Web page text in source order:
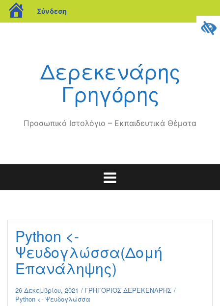
blogs.sch.gr
Σύνδεση
Δερεκενάρης
Γρηγόρης
Προσωπικό Ιστολόγιο – Εκπαιδευτικά Θέματα
Python <-
Ψευδογλώσσα(Δομή
Επανάληψης)
26 Δεκεμβρίου, 2021
ΓΡΗΓΟΡΙΟΣ ΔΕΡΕΚΕΝΑΡΗΣ
Python <- Ψευδογλώσσα